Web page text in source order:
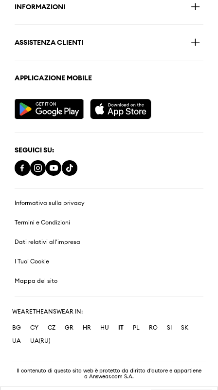
INFORMAZIONI
ASSISTENZA CLIENTI
APPLICAZIONE MOBILE
SEGUICI SU:
Informativa sulla privacy
Termini e Condizioni
Dati relativi all'impresa
I Tuoi Cookie
Mappa del sito
WEARETHEANSWEAR IN:
BG CY CZ GR HR HU IT PL RO SI
SK
UA
UA(RU)
Il contenuto di questo sito web è protetto da diritto d'autore e appartiene
a Answear.com S.A.